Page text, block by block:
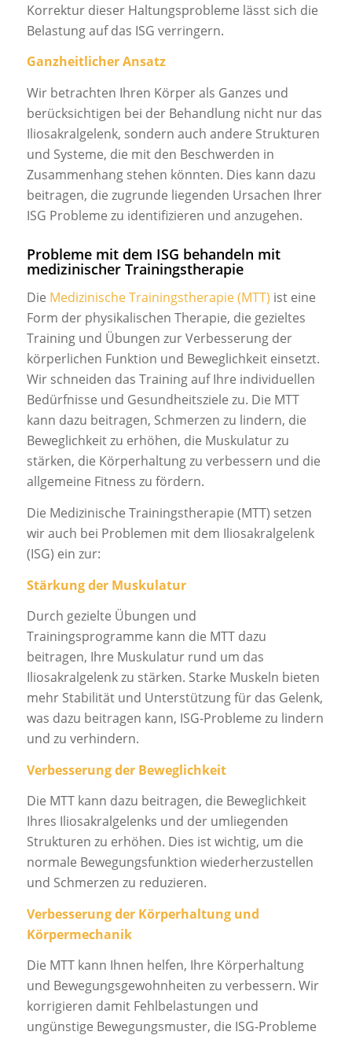
Korrektur dieser Haltungsprobleme lässt sich die
Belastung auf das ISG verringern.
Ganzheitlicher Ansatz
Wir betrachten Ihren Körper als Ganzes und
berücksichtigen bei der Behandlung nicht nur das
Iliosakralgelenk, sondern auch andere Strukturen
und Systeme, die mit den Beschwerden in
Zusammenhang stehen könnten. Dies kann dazu
beitragen, die zugrunde liegenden Ursachen Ihrer
ISG Probleme zu identifizieren und anzugehen.
Probleme mit dem ISG behandeln mit
medizinischer Trainingstherapie
Die Medizinische Trainingstherapie (MTT) ist eine
Form der physikalischen Therapie, die gezieltes
Training und Übungen zur Verbesserung der
körperlichen Funktion und Beweglichkeit einsetzt.
Wir schneiden das Training auf Ihre individuellen
Bedürfnisse und Gesundheitsziele zu. Die MTT
kann dazu beitragen, Schmerzen zu lindern, die
Beweglichkeit zu erhöhen, die Muskulatur zu
stärken, die Körperhaltung zu verbessern und die
allgemeine Fitness zu fördern.
Die Medizinische Trainingstherapie (MTT) setzen
wir auch bei Problemen mit dem Iliosakralgelenk
(ISG) ein zur:
Stärkung der Muskulatur
Durch gezielte Übungen und
Trainingsprogramme kann die MTT dazu
beitragen, Ihre Muskulatur rund um das
Iliosakralgelenk zu stärken. Starke Muskeln bieten
mehr Stabilität und Unterstützung für das Gelenk,
was dazu beitragen kann, ISG-Probleme zu lindern
und zu verhindern.
Verbesserung der Beweglichkeit
Die MTT kann dazu beitragen, die Beweglichkeit
Ihres Iliosakralgelenks und der umliegenden
Strukturen zu erhöhen. Dies ist wichtig, um die
normale Bewegungsfunktion wiederherzustellen
und Schmerzen zu reduzieren.
Verbesserung der Körperhaltung und
Körpermechanik
Die MTT kann Ihnen helfen, Ihre Körperhaltung
und Bewegungsgewohnheiten zu verbessern. Wir
korrigieren damit Fehlbelastungen und
ungünstige Bewegungsmuster, die ISG-Probleme